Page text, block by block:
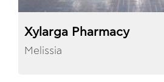
Xylarga Pharmacy
Melissia